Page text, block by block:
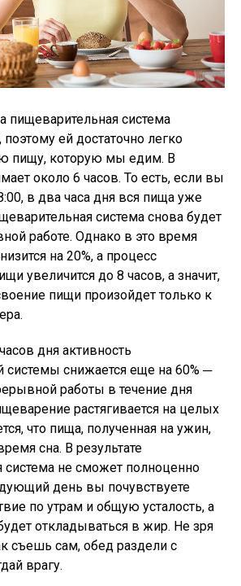
пищеварительная система
поэтому ей достаточно легко
пищу, которую мы едим. В
около 6 часов. То есть, если вы
в два часа дня вся пища уже
система снова будет
работе. Однако в это время
на 20%, а процесс
увеличится до 8 часов, а значит,
пищи произойдет только к
дня активность
системы снижается еще на 60% ─
работы в течение дня
растягивается на целых
что пища, полученная на ужин,
сна. В результате
система не сможет полноценно
день вы почувствуете
по утрам и общую усталость, а
откладываться в жир. Не зря
съешь сам, обед раздели с
врагу.